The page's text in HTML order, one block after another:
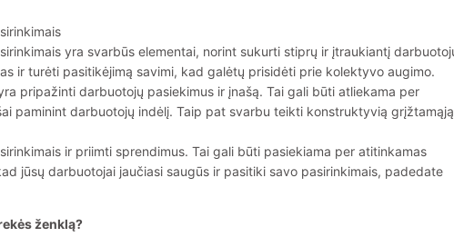
yra svarbūs elementai, norint sukurti stiprų ir įtraukiantį
ir turėti pasitikėjimą savimi, kad galėtų prisidėti prie kolektyvo augimo.
pripažinti darbuotojų pasiekimus ir įnašą. Tai gali būti atliekama per
paminint darbuotojų indėlį. Taip pat svarbu teikti konstruktyvią grįžtamąją
ir priimti sprendimus. Tai gali būti pasiekiama per atitinkamas
jūsų darbuotojai jaučiasi saugūs ir pasitiki savo pasirinkimais, padedate
ženklą?